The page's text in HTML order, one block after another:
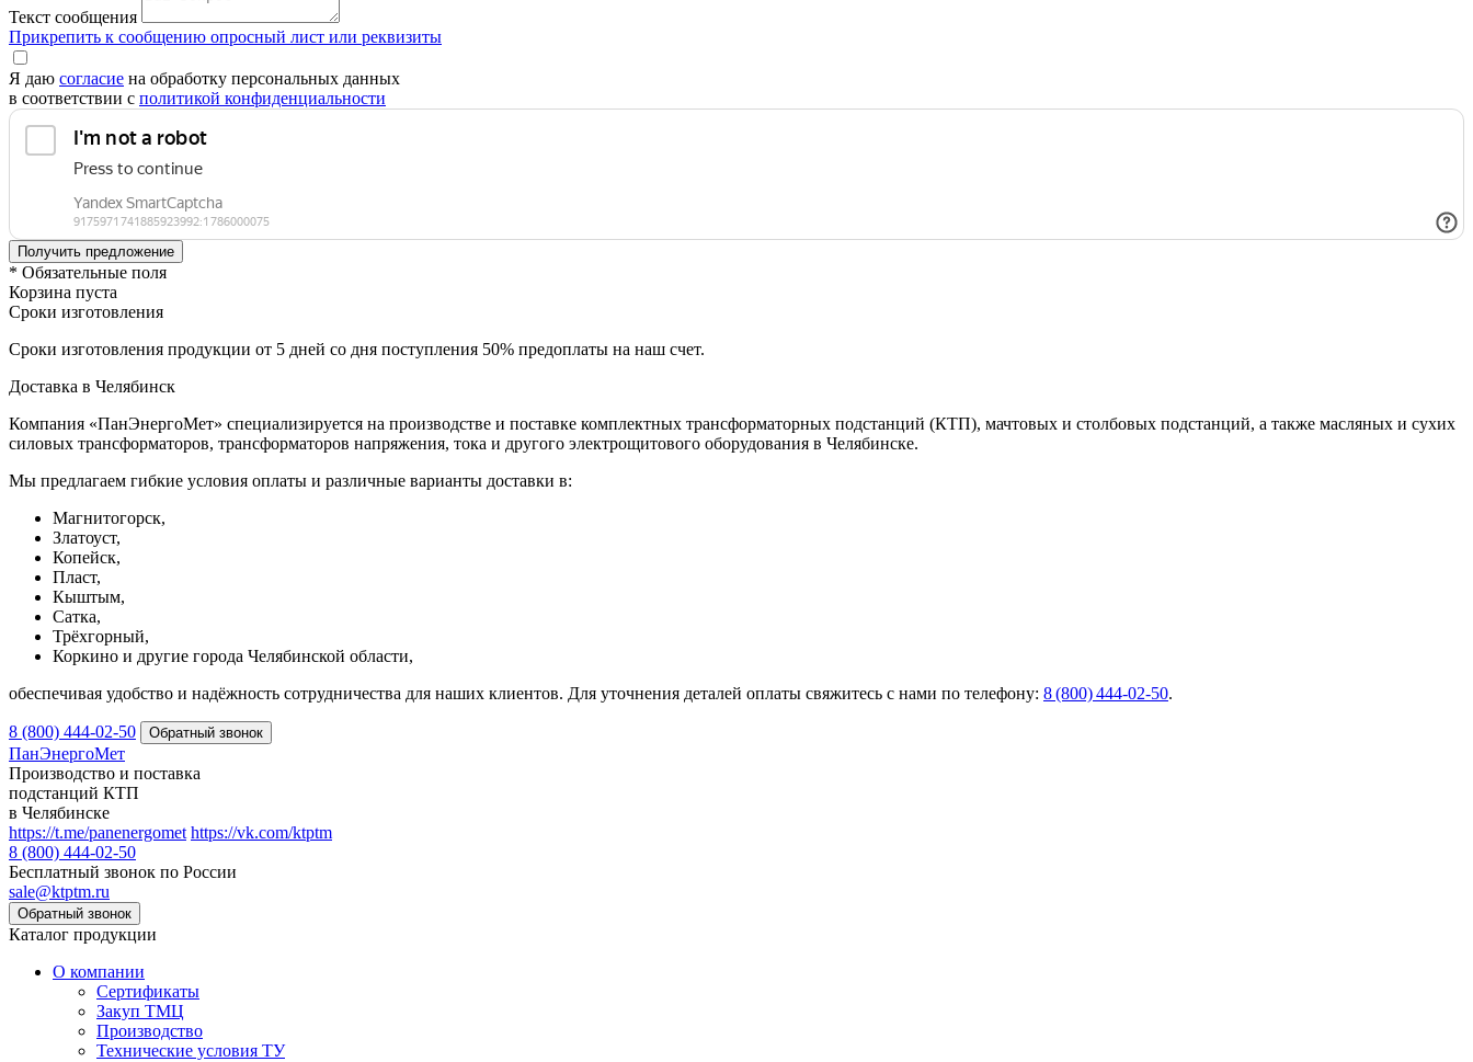
Текст сообщения
Прикрепить к сообщению опросный лист или реквизиты
Я даю согласие на обработку персональных данных
в соответствии с политикой конфиденциальности
* Обязательные поля
Корзина пуста
Сроки изготовления
Сроки изготовления продукции от 5 дней со дня поступления 50% предоплаты на наш счет.
Доставка в Челябинск
Компания «ПанЭнергоМет» специализируется на производстве и поставке комплектных трансформаторных подстанций (КТП), мачтовых и столбовых подстанций, а также масляных и сухих
силовых трансформаторов, трансформаторов напряжения, тока и другого электрощитового оборудования в Челябинске.
Мы предлагаем гибкие условия оплаты и различные варианты доставки в:
Магнитогорск,
Златоуст,
Копейск,
Пласт,
Кыштым,
Сатка,
Трёхгорный,
Коркино и другие города Челябинской области,
обеспечивая удобство и надёжность сотрудничества для наших клиентов. Для уточнения деталей оплаты свяжитесь с нами по телефону: 8 (800) 444‑02‑50.
8 (800) 444-02-50
ПанЭнергоМет
Производство и поставка
подстанций КТП
в Челябинске
https://t.me/panenergomet https://vk.com/ktptm
8 (800) 444-02-50
Бесплатный звонок по России
sale@ktptm.ru
Каталог продукции
О компании
Сертификаты
Закуп ТМЦ
Производство
Технические условия ТУ